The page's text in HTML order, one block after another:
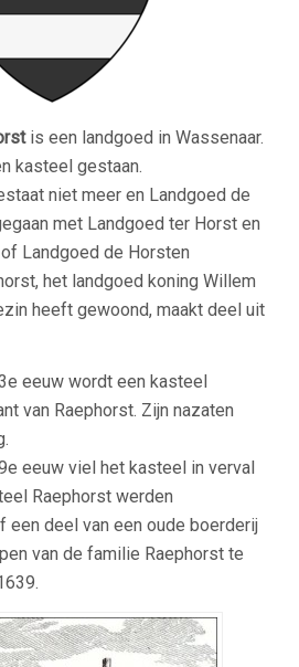
is een landgoed in Wassenaar.
kasteel gestaan.
niet meer en Landgoed de
met Landgoed ter Horst en
Landgoed de Horsten
het landgoed koning Willem
heeft gewoond, maakt deel uit
eeuw wordt een kasteel
van Raephorst. Zijn nazaten
eeuw viel het kasteel in verval
Raephorst werden
een deel van een oude boerderij
van de familie Raephorst te